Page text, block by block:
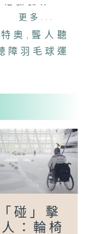
的高高低
成比賽，
本身均有正
除了要應付
對賽更遇上
球，聾人/
會一起回顧
球比賽。
聾人籃球男
更多...
奧 , 聾人聽
障羽毛球運
碰」擊
：輪椅